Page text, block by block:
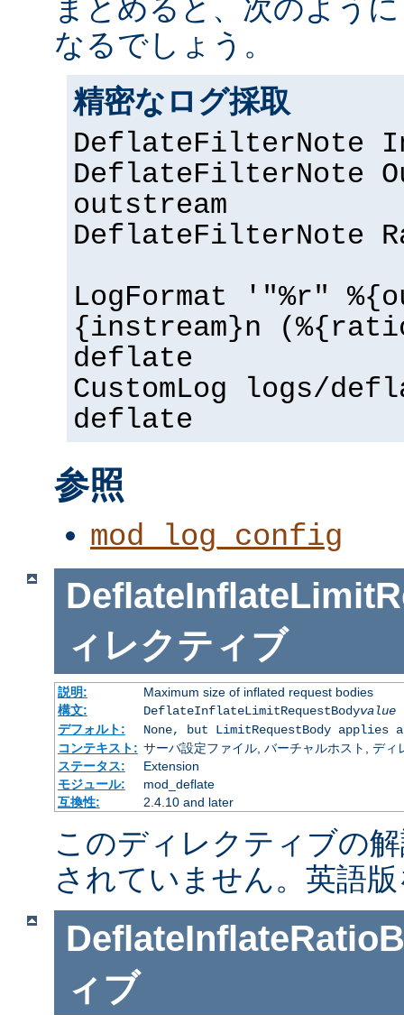
まとめると、次のよう
なるでしょう。
精密なログ採取
DeflateFilterNote
DeflateFilterNote
outstream
DeflateFilterNote
LogFormat '"%r"
{instream}n
deflate
CustomLog logs/
deflate
参照
mod_log_config
ィレクティブ
説明:
Maximum size of inflated request bodies
構文:
DeflateInflateLimitRequestBodyvalue
デフォルト:
None, but LimitRequestBody
コンテキスト: サーバ設定ファイル, バーチャルホスト, ディ
ステータス:
Extension
モジュール:
mod_deflate
互換性:
2.4.10 and later
このディレクティブの
されていません。英語
ィブ